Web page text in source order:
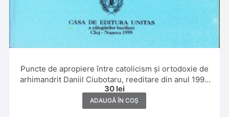
Puncte de apropiere între catolicism și ortodoxie de
arhimandrit Daniil Ciubotaru, reeditare din anul 1999
a lucrării sale din 1945, Casa de editură Unitas a
călugărilor bazilieni, Cluj-Napoca
30 lei
ADAUGĂ ÎN COȘ